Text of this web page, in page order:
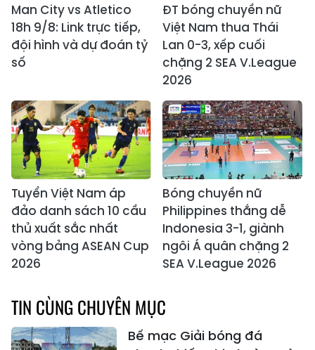
Man City vs Atletico
18h 9/8: Link trực tiếp,
đội hình và dự đoán tỷ
số
ĐT bóng chuyền nữ
Việt Nam thua Thái
Lan 0-3, xếp cuối
chặng 2 SEA V.League
2026
Tuyển Việt Nam áp
đảo danh sách 10 cầu
thủ xuất sắc nhất
vòng bảng ASEAN Cup
2026
Bóng chuyền nữ
Philippines thắng dễ
Indonesia 3-1, giành
ngôi Á quân chặng 2
SEA V.League 2026
TIN CÙNG CHUYÊN MỤC
Bế mạc Giải bóng đá